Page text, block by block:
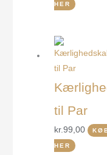
HER
til Par
kr.99,00
HER